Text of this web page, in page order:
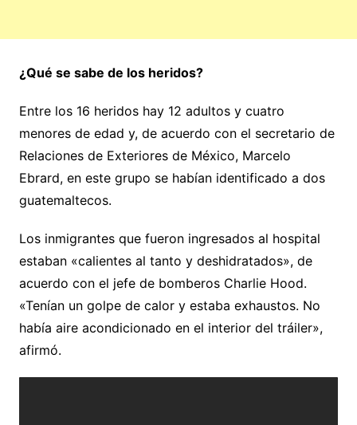
¿Qué se sabe de los heridos?
Entre los 16 heridos hay 12 adultos y cuatro
menores de edad y, de acuerdo con el secretario de
Relaciones de Exteriores de México, Marcelo
Ebrard, en este grupo se habían identificado a dos
guatemaltecos.
Los inmigrantes que fueron ingresados al hospital
estaban «calientes al tanto y deshidratados», de
acuerdo con el jefe de bomberos Charlie Hood.
«Tenían un golpe de calor y estaba exhaustos. No
había aire acondicionado en el interior del tráiler»,
afirmó.